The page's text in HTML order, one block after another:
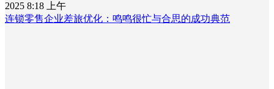
2025 8:18 上午
连锁零售企业差旅优化：鸣鸣很忙与合思的成功典范